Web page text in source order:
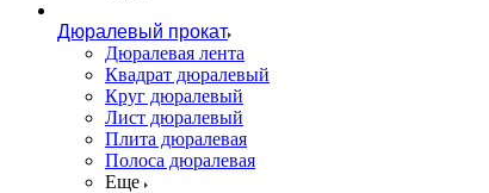
Дюралевый прокат
Дюралевая лента
Квадрат дюралевый
Круг дюралевый
Лист дюралевый
Плита дюралевая
Полоса дюралевая
Еще